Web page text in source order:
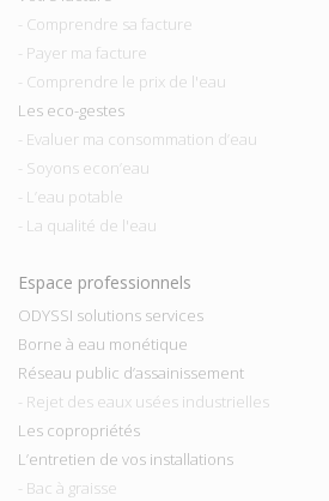
- Comprendre sa facture
- Payer ma facture
- Comprendre le prix de l'eau
Les eco-gestes
- Evaluer ma consommation d’eau
- Soyons econ’eau
- L’eau potable
- La qualité de l'eau
Espace professionnels
ODYSSI solutions services
Borne à eau monétique
Réseau public d’assainissement
- Rejet des eaux usées industrielles
Les copropriétés
L’entretien de vos installations
- Bac à graisse